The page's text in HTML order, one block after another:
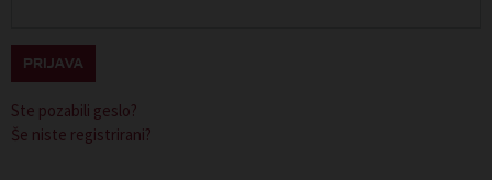
PRIJAVA
Ste pozabili geslo?
Še niste registrirani?